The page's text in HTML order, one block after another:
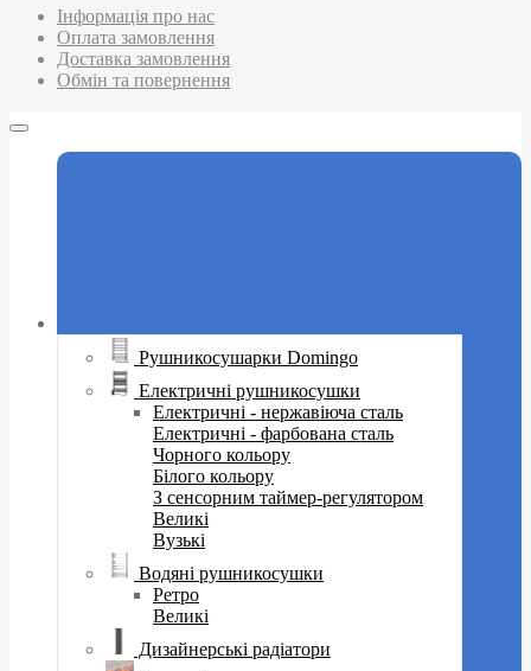
Інформація про нас
Оплата замовлення
Доставка замовлення
Обмін та повернення
Рушникосушарки Domingo
Електричні рушникосушки
Електричні - нержавіюча сталь
Електричні - фарбована сталь
Чорного кольору
Білого кольору
З сенсорним таймер-регулятором
Великі
Вузькі
Водяні рушникосушки
Ретро
Великі
Дизайнерські радіатори